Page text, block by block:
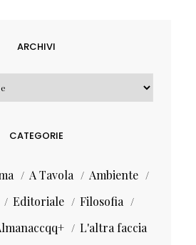
ARCHIVI
CATEGORIE
A Tavola
Ambiente
Editoriale
Filosofia
L'altra faccia